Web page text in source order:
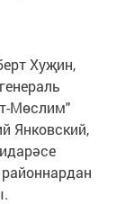
Хуҗин,
Мөслим"
Янковский,